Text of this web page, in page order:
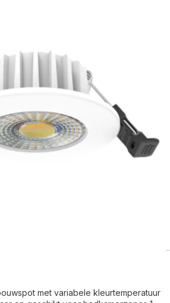
met variabele kleurtemperatuur